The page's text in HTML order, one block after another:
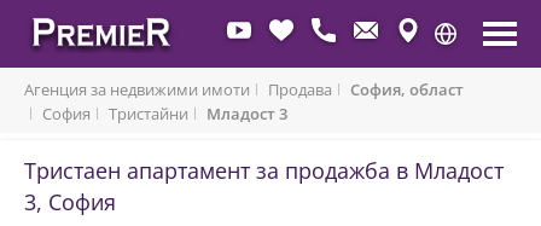
Агенция за недвижими имоти Продава
София, област
София
Тристайни Младост 3
Тристаен апартамент за продажба в Младост
3, София